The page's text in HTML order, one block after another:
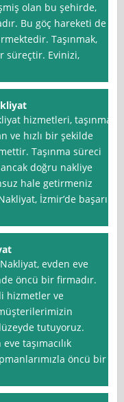
olan bu şehirde,
Bu göç hareketi de
Taşınmak,
süreçtir. Evinizi,
hizmetleri, taşınma
ve hızlı bir şekilde
Taşınma süreci
doğru nakliye
hale getirmeniz
İzmir’de başarılı
evden eve
öncü bir firmadır.
hizmetler ve
tutuyoruz.
taşımacılık
öncü bir